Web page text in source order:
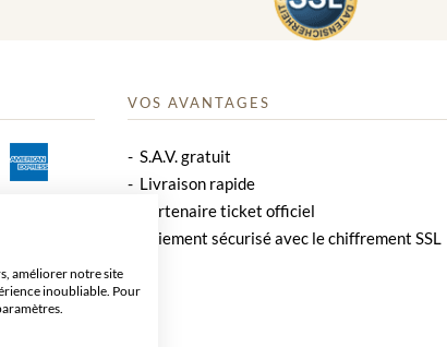
VOS AVANTAGES
S.A.V. gratuit
Livraison rapide
Partenaire ticket officiel
Paiement sécurisé avec le chiffrement SSL
améliorer notre site
inoubliable. Pour